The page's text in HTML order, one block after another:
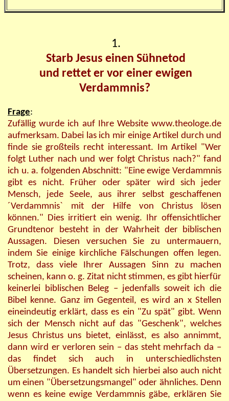
1.
Starb Jesus einen Sühnetod
und rettet er vor einer ewigen
Verdammnis?
Frage:
Zufällig wurde ich auf Ihre Website www.theologe.de
aufmerksam. Dabei las ich mir einige Artikel durch und
finde sie großteils recht interessant. Im Artikel "Wer
folgt Luther nach und wer folgt Christus nach?" fand
ich u. a. folgenden Abschnitt: "Eine ewige Verdammnis
gibt es nicht. Früher oder später wird sich jeder
Mensch, jede Seele, aus ihrer selbst geschaffenen
´Verdammnis` mit der Hilfe von Christus lösen
können." Dies irritiert ein wenig. Ihr offensichtlicher
Grundtenor besteht in der Wahrheit der biblischen
Aussagen. Diesen versuchen Sie zu untermauern,
indem Sie einige kirchliche Fälschungen offen legen.
Trotz, dass viele Ihrer Aussagen Sinn zu machen
scheinen, kann o. g. Zitat nicht stimmen, es gibt hierfür
keinerlei biblischen Beleg – jedenfalls soweit ich die
Bibel kenne. Ganz im Gegenteil, es wird an x Stellen
eineindeutig erklärt, dass es ein "Zu spät" gibt. Wenn
sich der Mensch nicht auf das "Geschenk", welches
Jesus Christus uns bietet, einlässt, es also annimmt,
dann wird er verloren sein – das steht mehrfach da –
das findet sich auch in unterschiedlichsten
Übersetzungen. Es handelt sich hierbei also auch nicht
um einen "Übersetzungsmangel" oder ähnliches. Denn
wenn es keine ewige Verdammnis gäbe, erklären Sie